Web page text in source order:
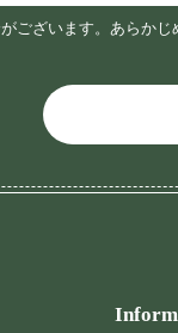
ございます。 あらかじ